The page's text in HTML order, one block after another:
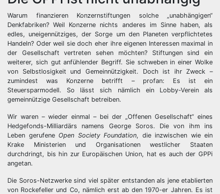
Warum finanzieren Konzernstiftungen solche „unabhängigen“
Denkfabriken? Weil Konzerne nichts anderes im Sinne haben, als
edles, uneigennütziges, der Sorge um den Planeten verpflichtetes
Handeln? Oder weil sie doch eher ihre eigenen Interessen maximal in
der Gesellschaft vertreten sehen möchten? Stiftungen sind ein
weiterer, sich gut anfühlender Begriff. Sie schweben in einer Wolke
von Selbstlosigkeit und Gemeinnützigkeit. Doch ist ihr Zweck –
zumindest was Konzerne betrifft – profan: Es ist ein
Steuersparmodell. So lässt sich nämlich ein Lobby-Verein als
gemeinnützige Gesellschaft betreiben.
Wir waren – wieder einmal – bei der „Offenen Gesellschaft“ eines
Hedgefonds-Milliardärs namens George Soros. Die von ihm ins
Leben gerufene Open Society Foundation, die inzwischen wie ein
Krake Ministerien und Organisationen westlicher Staaten
durchdringt, bis hin zur Europäischen Union, hat es auch der GPPi
angetan.
Die Soros-Netzwerke sind viel später entstanden als jene etablierten
von Rockefeller und Co, nämlich erst ab den 1970-er Jahren. Es ist